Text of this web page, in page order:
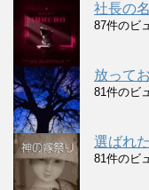
社長の
87件のビ
放って
81件のビ
選ばれ
81件のビ